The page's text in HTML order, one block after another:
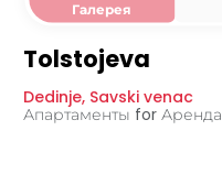
Галерея
Tolstojeva
Dedinje, Savski venac
Апартаменты for Аренда